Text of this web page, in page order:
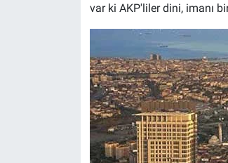
var ki AKP'liler dini, imanı